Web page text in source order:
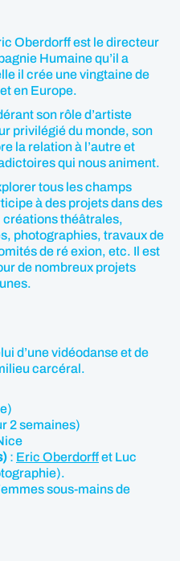
Oberdorff est le directeur
Humaine qu’il a
il crée une vingtaine de
en Europe.
son rôle d’artiste
privilégié du monde, son
la relation à l’autre et
qui nous animent.
tous les champs
à des projets dans des
théâtrales,
photographies, travaux de
de ré exion, etc. Il est
de nombreux projets
d’une vidéodanse et de
carcéral.
2 semaines)
: Eric Oberdorffet Luc
sous-mains de